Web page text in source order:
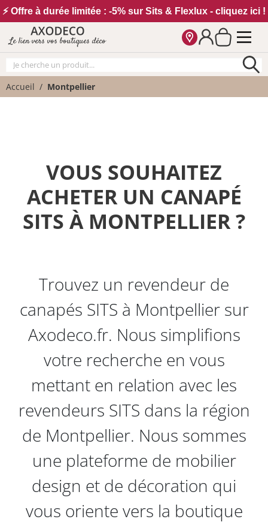
⚡ Offre à durée limitée : -5% sur Sits & Flexlux - cliquez ici !
Le lien vers vos boutiques déco
Accueil Montpellier
VOUS SOUHAITEZ
ACHETER UN CANAPÉ
SITS À MONTPELLIER ?
Trouvez un revendeur de
canapés SITS à Montpellier sur
Axodeco.fr. Nous simplifions
votre recherche en vous
mettant en relation avec les
revendeurs SITS dans la région
de Montpellier. Nous sommes
une plateforme de mobilier
design et de décoration qui
vous oriente vers la boutique
Vos paramètres cookies